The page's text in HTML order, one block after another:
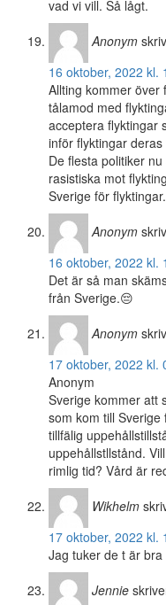
vad vi vill. Så lågt.
Anonym
16 oktober, 2022 kl.
Allting kommer över
tålamod med
acceptera flyktingar
inför flyktingar
De flesta politiker
rasistiska mot
Sverige för flyktingar.
Anonym
16 oktober, 2022 kl.
Det är så man
från Sverige.😔
Anonym
17 oktober, 2022 kl.
Anonym
Sverige kommer att
som kom till
tillfälig
uppehållstllstånd.
rimlig tid? Vård är
Wikhelm
17 oktober, 2022 kl.
Jag tuker de t är bra
Jennie